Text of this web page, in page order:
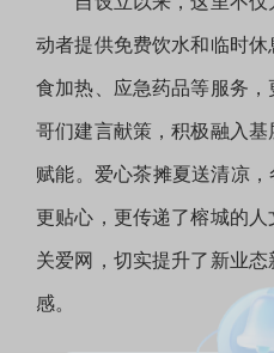
动者提供免费饮水和临时
食加热、应急药品等服务
哥们建言献策，积极融入
赋能。爱心茶摊夏送清凉
更贴心，更传递了榕城的
关爱网，切实提升了新业
感。